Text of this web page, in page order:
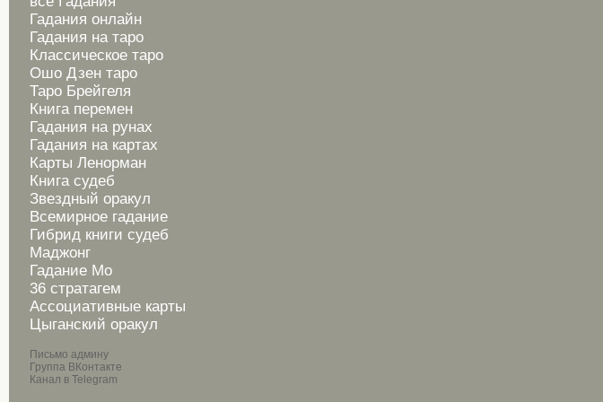
Гадания онлайн
Гадания на таро
Классическое таро
Ошо Дзен таро
Таро Брейгеля
Книга перемен
Гадания на рунах
Гадания на картах
Карты Ленорман
Книга судеб
Звездный оракул
Всемирное гадание
Гибрид книги судеб
Маджонг
Гадание Мо
36 стратагем
Ассоциативные карты
Цыганский оракул
Письмо админу
Группа ВКонтакте
Канал в Telegram